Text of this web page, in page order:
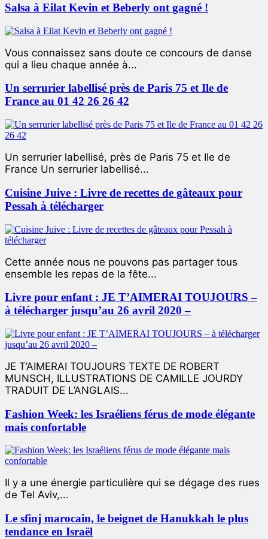
Salsa à Eilat Kevin et Beberly ont gagné !
Vous connaissez sans doute ce concours de danse
qui a lieu chaque année à...
Un serrurier labellisé près de Paris 75 et Ile de
France au 01 42 26 26 42
Un serrurier labellisé, près de Paris 75 et Ile de
France Un serrurier labellisé...
Cuisine Juive : Livre de recettes de gâteaux pour
Pessah à télécharger
Cette année nous ne pouvons pas partager tous
ensemble les repas de la fête...
Livre pour enfant : JE T’AIMERAI TOUJOURS –
à télécharger jusqu’au 26 avril 2020 –
JE T’AIMERAI TOUJOURS TEXTE DE ROBERT
MUNSCH, ILLUSTRATIONS DE CAMILLE JOURDY
TRADUIT DE L’ANGLAIS...
Fashion Week: les Israéliens férus de mode élégante
mais confortable
Il y a une énergie particulière qui se dégage des rues
de Tel Aviv,...
Le sfinj marocain, le beignet de Hanukkah le plus
tendance en Israël